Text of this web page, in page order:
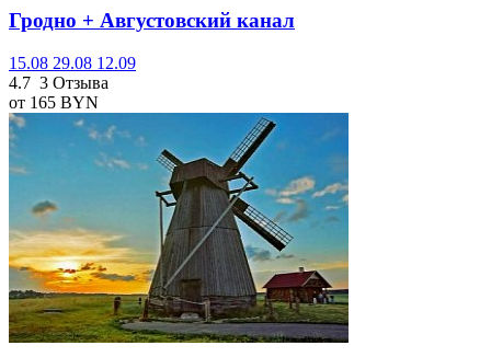
Гродно + Августовский канал
15.08 29.08 12.09
4.7 3 Отзыва
от 165 BYN